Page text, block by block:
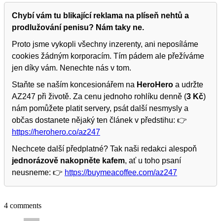
Chybí vám tu blikající reklama na plíseň nehtů a
prodlužování penisu? Nám taky ne.
Proto jsme vykopli všechny inzerenty, ani neposíláme
cookies žádným korporacím. Tím pádem ale přežíváme
jen díky vám. Nenechte nás v tom.
Staňte se naším koncesionářem na HeroHero a udržte
AZ247 při životě. Za cenu jednoho rohlíku denně (3 Kč)
nám pomůžete platit servery, psát další nesmysly a
občas dostanete nějaký ten článek v předstihu: 👉
https://herohero.co/az247
Nechcete další předplatné? Tak naši redakci alespoň
jednorázově nakopněte kafem, ať u toho psaní
neusneme: 👉 https://buymeacoffee.com/az247
4 comments